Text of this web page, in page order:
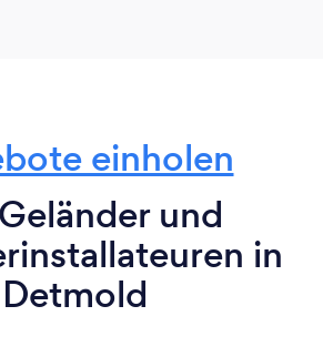
einholen
und
in
Detmold